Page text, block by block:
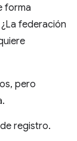
forma
federación
pero
registro.